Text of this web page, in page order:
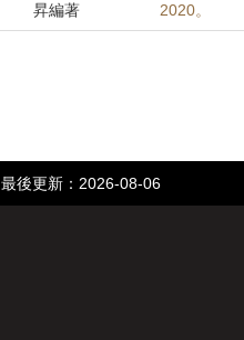
昇編著
2020。
最後更新：2026-08-06